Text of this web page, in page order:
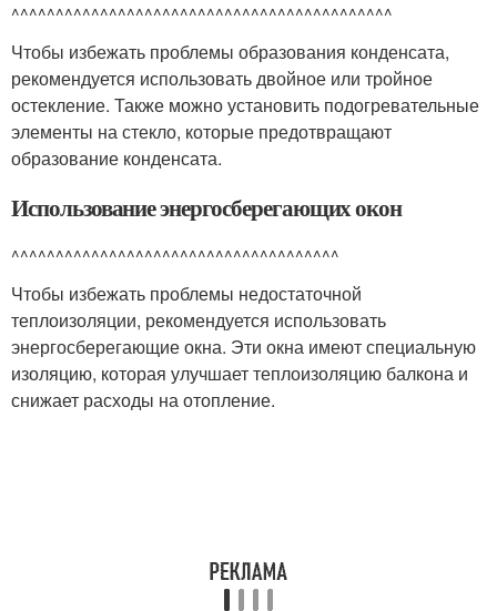
^^^^^^^^^^^^^^^^^^^^^^^^^^^^^^^^^^^^^^^^^^^
Чтобы избежать проблемы образования конденсата,
рекомендуется использовать двойное или тройное
остекление. Также можно установить подогревательные
элементы на стекло, которые предотвращают
образование конденсата.
Использование энергосберегающих окон
^^^^^^^^^^^^^^^^^^^^^^^^^^^^^^^^^^^^^
Чтобы избежать проблемы недостаточной
теплоизоляции, рекомендуется использовать
энергосберегающие окна. Эти окна имеют специальную
изоляцию, которая улучшает теплоизоляцию балкона и
снижает расходы на отопление.